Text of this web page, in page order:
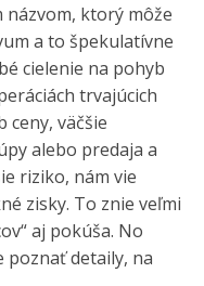
ktorý môže
a to špekulatívne
cielenie na pohyb
trvajúcich
ceny, väčšie
alebo predaja a
riziko, nám vie
zisky. To znie veľmi
aj pokúša. No
detaily, na